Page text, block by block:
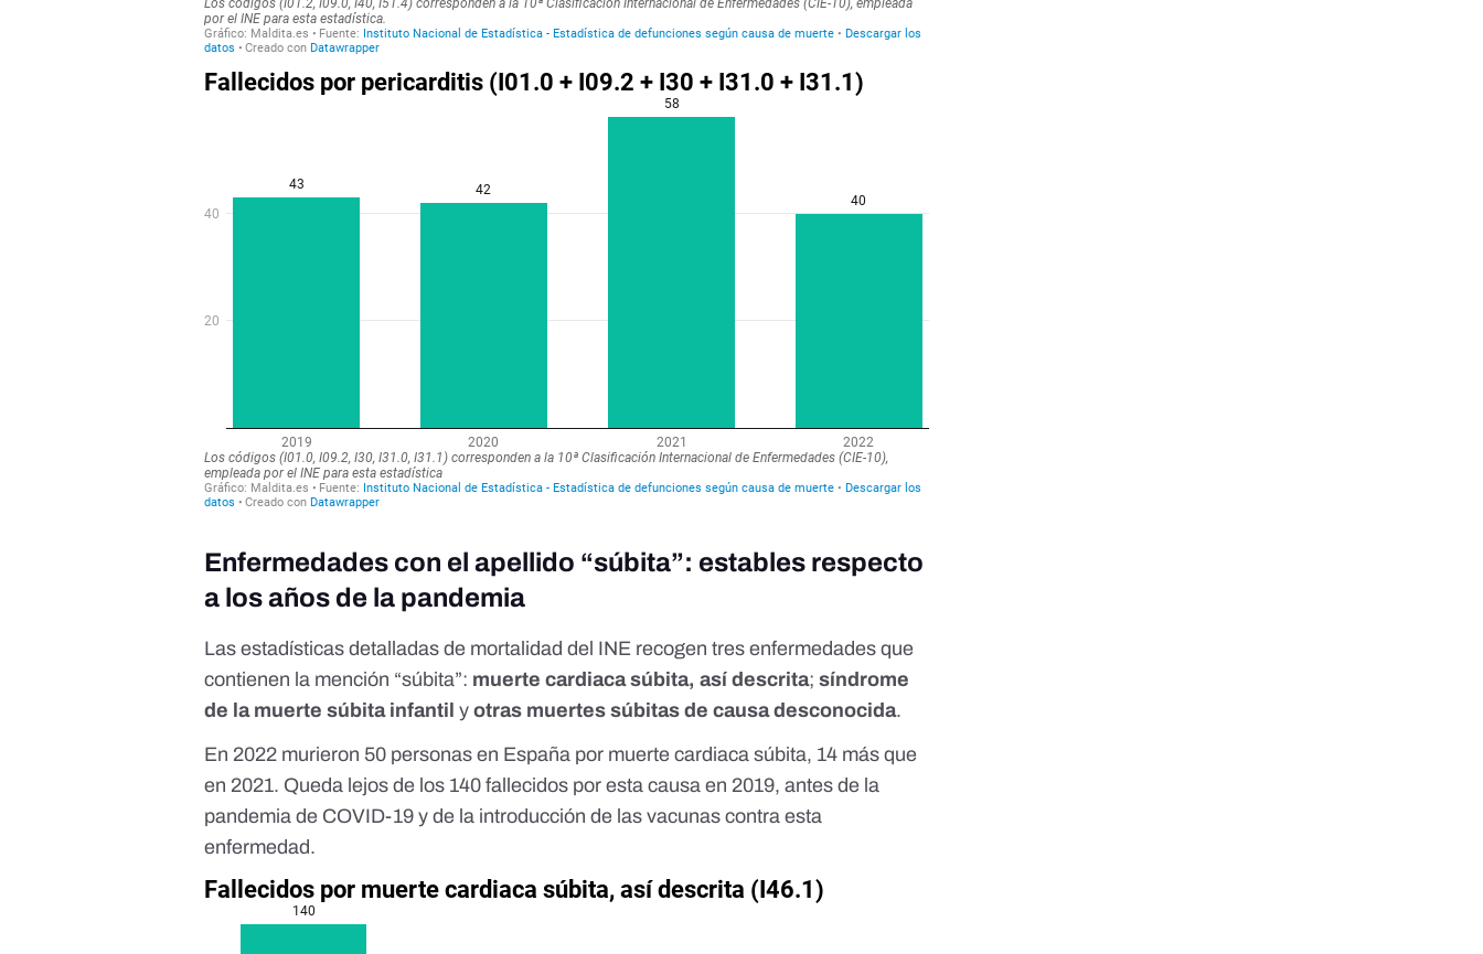
Enfermedades con el apellido “súbita”: estables respecto
a los años de la pandemia
Las estadísticas detalladas de mortalidad del INE recogen tres enfermedades que
contienen la mención “súbita”: muerte cardiaca súbita, así descrita;síndrome
de la muerte súbita infantil y otras muertes súbitas de causa desconocida.
En 2022 murieron 50 personas en España por muerte cardiaca súbita, 14 más que
en 2021. Queda lejos de los 140 fallecidos por esta causa en 2019, antes de la
pandemia de COVID-19 y de la introducción de las vacunas contra esta
enfermedad.